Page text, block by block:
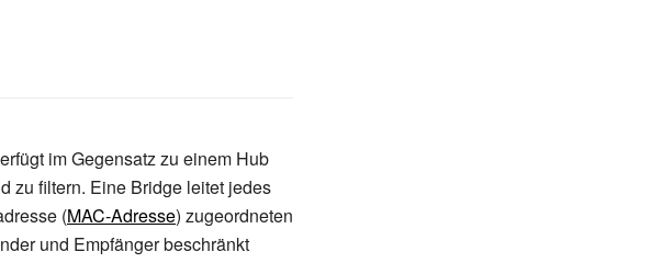
im Gegensatz zu einem Hub
zu filtern. Eine Bridge leitet jedes
(MAC-Adresse) zugeordneten
und Empfänger beschränkt